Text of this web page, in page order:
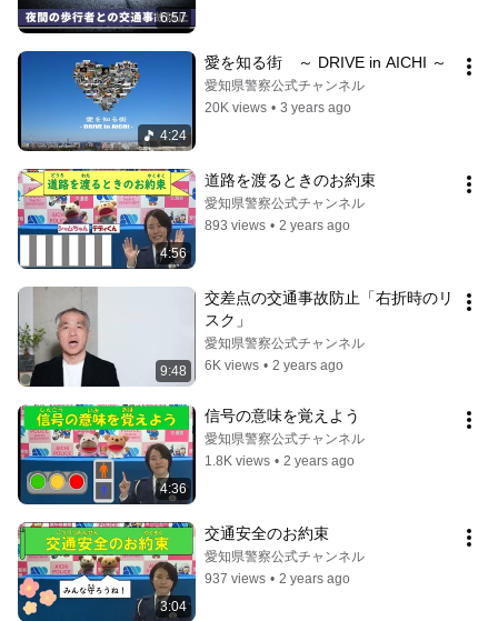
6:57
4:24
愛を知る街　～ DRIVE in AICHI ～
愛知県警察公式チャンネル
20K views • 3 years ago
4:56
道路を渡るときのお約束
愛知県警察公式チャンネル
893 views • 2 years ago
9:48
交差点の交通事故防止「右折時のリ
スク」
愛知県警察公式チャンネル
6K views • 2 years ago
4:36
信号の意味を覚えよう
愛知県警察公式チャンネル
1.8K views • 2 years ago
3:04
交通安全のお約束
愛知県警察公式チャンネル
937 views • 2 years ago